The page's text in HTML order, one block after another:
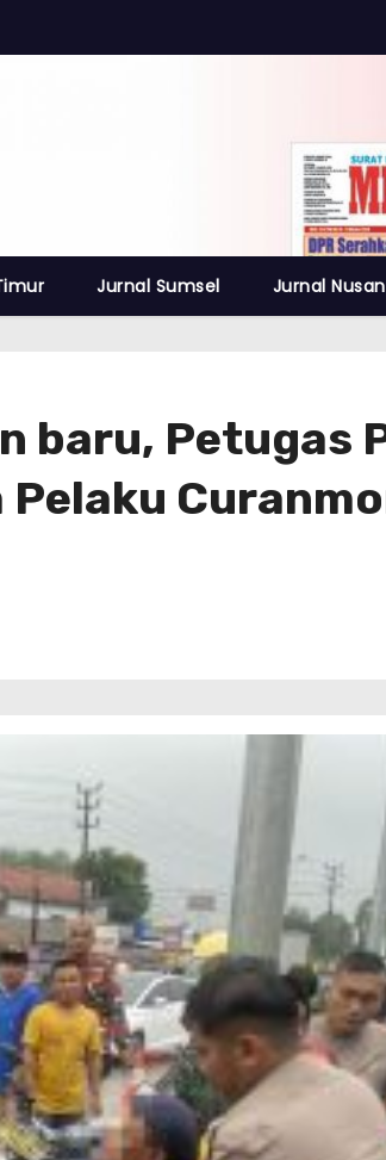
Jurnal Sumsel Jurnal
baru, Petugas
Pelaku